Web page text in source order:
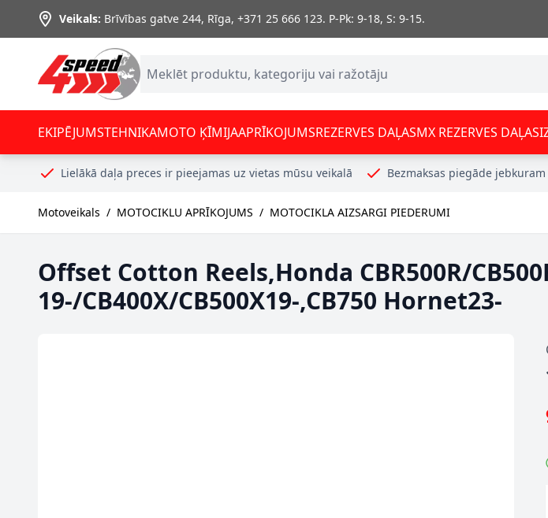
Skip to Content
Veikals: Brīvības gatve 244, Rīga, +371 25 666 123. P-Pk: 9-18, S: 9-15.
EKIPĒJUMSTEHNIKAMOTO ĶĪMIJAAPRĪKOJUMSREZERVES DAĻASMX REZERVES DAĻAS
Lielākā daļa preces ir pieejamas uz vietas mūsu veikalā Bezmaksas piegāde
Motoveikals / MOTOCIKLU APRĪKOJUMS / MOTOCIKLA AIZSARGI PIEDERUMI
Offset Cotton Reels,Honda CBR500R/
19-/CB400X/CB500X19-,CB750 Hornet23-